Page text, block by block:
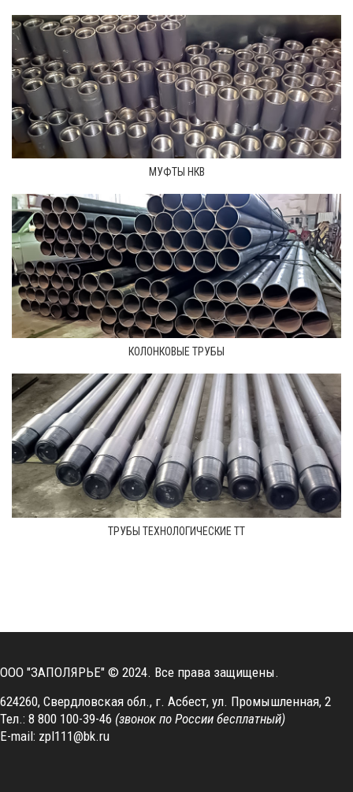
МУФТЫ НКВ
КОЛОНКОВЫЕ ТРУБЫ
ТРУБЫ ТЕХНОЛОГИЧЕСКИЕ ТТ
ООО "ЗАПОЛЯРЬЕ" © 2024. Все права защищены.
624260, Свердловская обл., г. Асбест, ул. Промышленная, 2
Тел.: 8 800 100-39-46 (звонок по России бесплатный)
E-mail: zpl111@bk.ru